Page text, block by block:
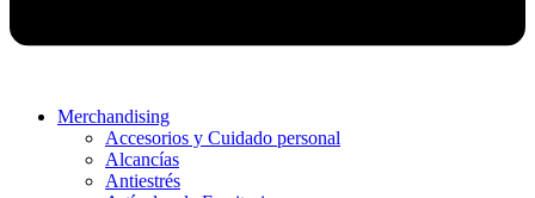
Merchandising
Accesorios y Cuidado personal
Alcancías
Antiestrés